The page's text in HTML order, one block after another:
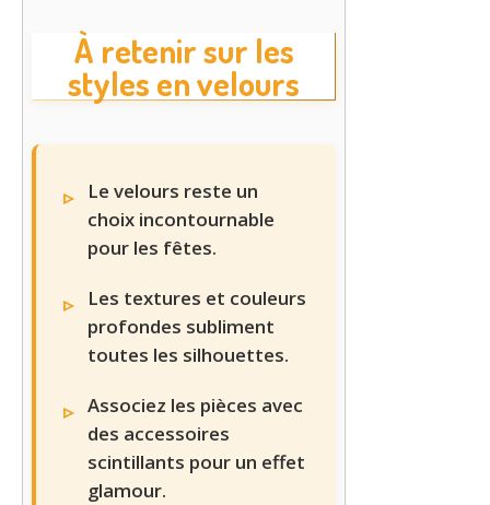
À retenir sur les
styles en velours
Le velours reste un
choix incontournable
pour les fêtes.
Les textures et couleurs
profondes subliment
toutes les silhouettes.
Associez les pièces avec
des accessoires
scintillants pour un effet
glamour.